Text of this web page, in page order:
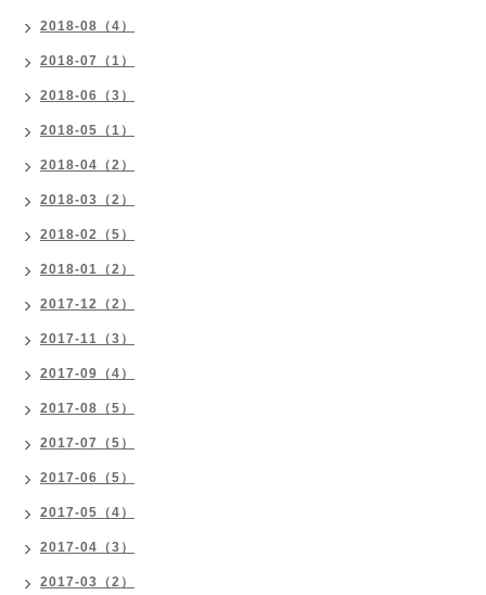
2018-08（4）
2018-07（1）
2018-06（3）
2018-05（1）
2018-04（2）
2018-03（2）
2018-02（5）
2018-01（2）
2017-12（2）
2017-11（3）
2017-09（4）
2017-08（5）
2017-07（5）
2017-06（5）
2017-05（4）
2017-04（3）
2017-03（2）